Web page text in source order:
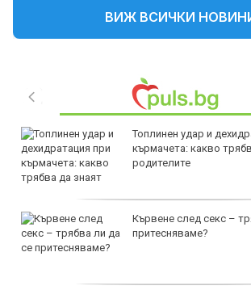
ВИЖ ВСИЧКИ
Топлинен удар и
кърмачета: какво
родителите
Кървене след секс –
притесняваме?